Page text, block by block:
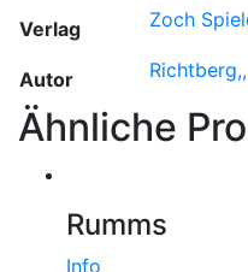
Verlag Zoch
Autor
Ähnliche
Rumms
Info